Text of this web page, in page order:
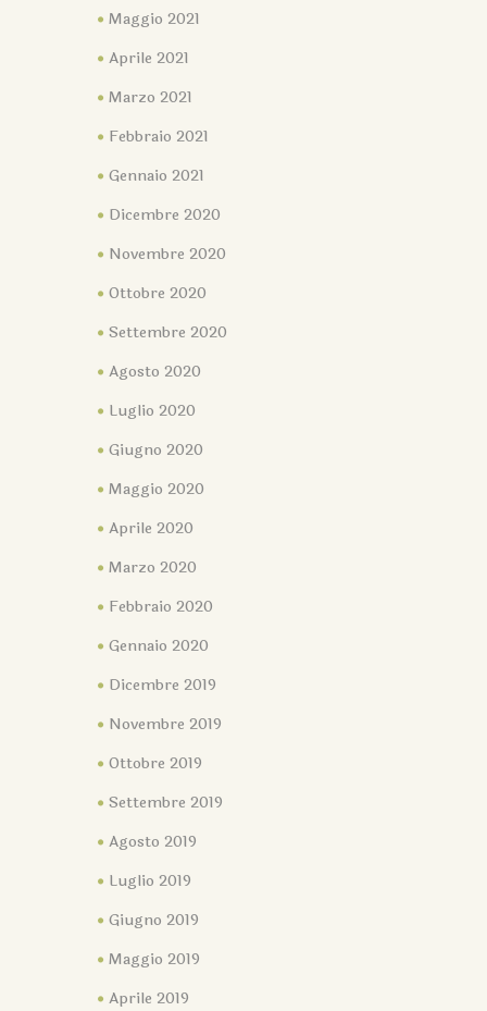
Maggio 2021
Aprile 2021
Marzo 2021
Febbraio 2021
Gennaio 2021
Dicembre 2020
Novembre 2020
Ottobre 2020
Settembre 2020
Agosto 2020
Luglio 2020
Giugno 2020
Maggio 2020
Aprile 2020
Marzo 2020
Febbraio 2020
Gennaio 2020
Dicembre 2019
Novembre 2019
Ottobre 2019
Settembre 2019
Agosto 2019
Luglio 2019
Giugno 2019
Maggio 2019
Aprile 2019